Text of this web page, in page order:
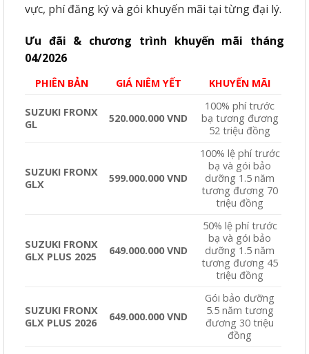
vực, phí đăng ký và gói khuyến mãi tại từng đại lý.
Ưu đãi & chương trình khuyến mãi tháng
04/2026
PHIÊN BẢN GIÁ NIÊM YẾT KHUYẾN MÃI
SUZUKI FRONX
GL
520.000.000 VND
100% phí trước
bạ tương đương
52 triệu đồng
SUZUKI FRONX
GLX
599.000.000 VND
100% lệ phí trước
bạ và gói bảo
dưỡng 1.5 năm
tương đương 70
triệu đồng
SUZUKI FRONX
GLX PLUS 2025
649.000.000 VND
50% lệ phí trước
bạ và gói bảo
dưỡng 1.5 năm
tương đương 45
triệu đồng
SUZUKI FRONX
GLX PLUS 2026
649.000.000 VND
Gói bảo dưỡng
5.5 năm tương
đương 30 triệu
đồng